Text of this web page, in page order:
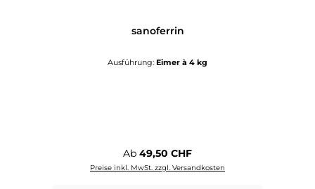
sanoferrin
Ausführung: Eimer à 4 kg
Regulärer Preis:
Ab 49,50 CHF
Preise inkl. MwSt. zzgl. Versandkosten